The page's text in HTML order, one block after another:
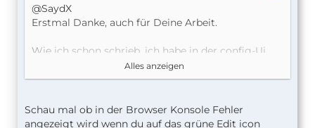
@SaydX
Erstmal Danke, auch für Deine Arbeit.
Wie ich schon schrieb, ich habe in der config-Ui
einen Fernseher erstellt.
Wenn ich diesen auswähle und den Stift benutze,
Das ist der eigentliche (Ich sage mal) Fehler/Bug
(kann auch meiner sein, das versuche ich ja gerade
Alles anzeigen
Schau mal ob in der Browser Konsole Fehler
angezeigt wird wenn du auf das grüne Edit icon